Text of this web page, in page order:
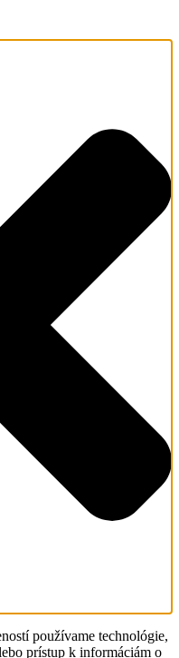
používame technológie,
prístup k informáciám o